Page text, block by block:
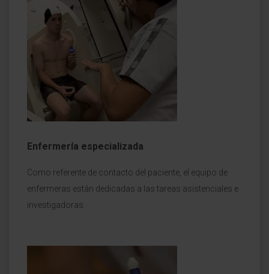
Enfermería especializada
Como referente de contacto del paciente, el equipo de
enfermeras están dedicadas a las tareas asistenciales e
investigadoras.